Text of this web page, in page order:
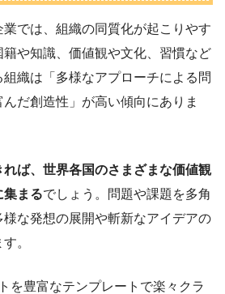
業では、組織の同質化が起こりやす
や知識、価値観や文化、習慣など
織は「多様なアプローチによる問
だ創造性」が高い傾向にありま
ば、世界各国のさまざまな価値観
集まるでしょう。問題や課題を多角
な発想の展開や斬新なアイデアの
。
を豊富なテンプレートで楽々クラ